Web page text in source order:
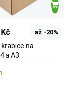
až -20%
na
a A3